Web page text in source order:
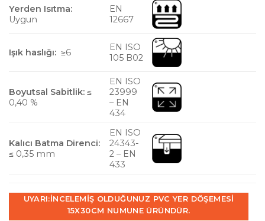
Yerden Isıtma:
Uygun
EN
12667
Işık haslığı: ≥6
EN ISO
105 B02
Boyutsal Sabitlik: ≤
0,40 %
EN ISO
23999
– EN
434
Kalıcı Batma Direnci:
≤ 0,35 mm
EN ISO
24343-
2 – EN
433
UYARI:İNCELEMIŞ OLDUĞUNUZ PVC YER DÖŞEMESI
15X30CM NUMUNE ÜRÜNDÜR.